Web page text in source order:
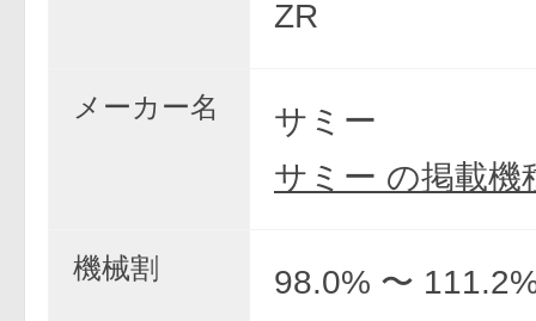
ZR
メーカー名
サミー
サミー の掲載機
機械割 98.0% 〜